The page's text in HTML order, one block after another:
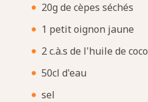
20g de cèpes séchés
1 petit oignon jaune
2 c.à.s de l'huile de coco
50cl d'eau
sel